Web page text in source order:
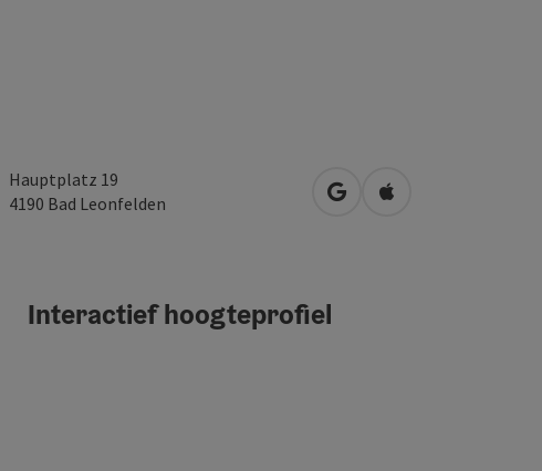
Hauptplatz 19
4190 Bad Leonfelden Openen in Google Maps
Openen in Apple
Interactief hoogteprofiel